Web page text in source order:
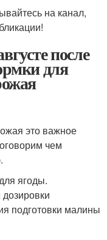
на канал,
после
для
это важное
чем
ягоды.
подготовки малины